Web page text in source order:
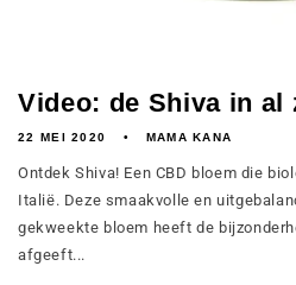
Video: de Shiva in al
22 MEI 2020 MAMA KANA
Ontdek Shiva! Een CBD bloem die
Italië. Deze smaakvolle en
gekweekte bloem heeft de
afgeeft...